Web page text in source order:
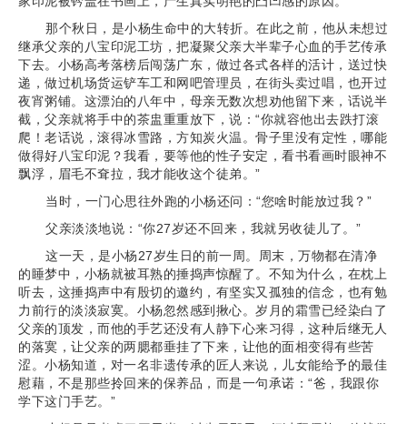
那个秋日，是小杨生命中的大转折。在此之前，他从未想过
继承父亲的八宝印泥工坊，把凝聚父亲大半辈子心血的手艺传承
下去。小杨高考落榜后闯荡广东，做过各式各样的活计，送过快
递，做过机场货运铲车工和网吧管理员，在街头卖过唱，也开过
夜宵粥铺。这漂泊的八年中，母亲无数次想劝他留下来，话说半
截，父亲就将手中的茶盅重重放下，说：“你就容他出去跌打滚
爬！老话说，滚得冰雪路，方知炭火温。骨子里没有定性，哪能
做得好八宝印泥？我看，要等他的性子安定，看书看画时眼神不
飘浮，眉毛不耷拉，我才能收这个徒弟。”
当时，一门心思往外跑的小杨还问：“您啥时能放过我？”
父亲淡淡地说：“你27岁还不回来，我就另收徒儿了。”
这一天，是小杨27岁生日的前一周。周末，万物都在清净
的睡梦中，小杨就被耳熟的捶捣声惊醒了。不知为什么，在枕上
听去，这捶捣声中有殷切的邀约，有坚实又孤独的信念，也有勉
力前行的淡淡寂寞。小杨忽然感到揪心。岁月的霜雪已经染白了
父亲的顶发，而他的手艺还没有人静下心来习得，这种后继无人
的落寞，让父亲的两腮都垂挂了下来，让他的面相变得有些苦
涩。小杨知道，对一名非遗传承的匠人来说，儿女能给予的最佳
慰藉，不是那些拎回来的保养品，而是一句承诺：“爸，我跟你
学下这门手艺。”